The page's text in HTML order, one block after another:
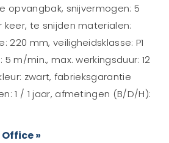
opvangbak, snijvermogen: 5
te snijden materialen:
220 mm, veiligheidsklasse: P1
m/min., max. werkingsduur: 12
zwart, fabrieksgarantie
1 / 1 jaar, afmetingen (B/D/H):
Office »